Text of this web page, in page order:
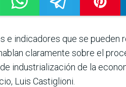
e indicadores que se pueden
claramente sobre el
industrialización de la
Luis Castiglioni.